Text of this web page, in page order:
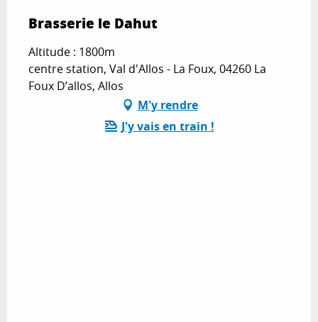
Brasserie le Dahut
Altitude : 1800m
centre station, Val d'Allos - La Foux, 04260 La
Foux D’allos, Allos
M'y rendre
J'y vais en train !